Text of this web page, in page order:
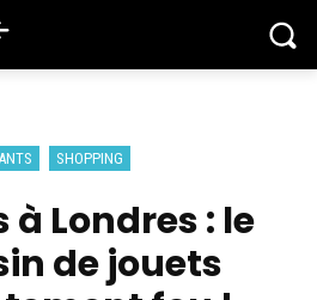
SHOPPING
Londres : le
de jouets